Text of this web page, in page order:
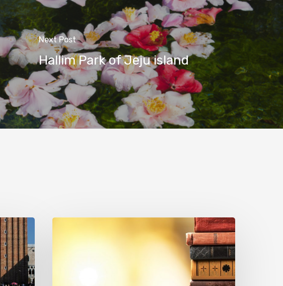
Next Post
Hallim Park of Jeju island